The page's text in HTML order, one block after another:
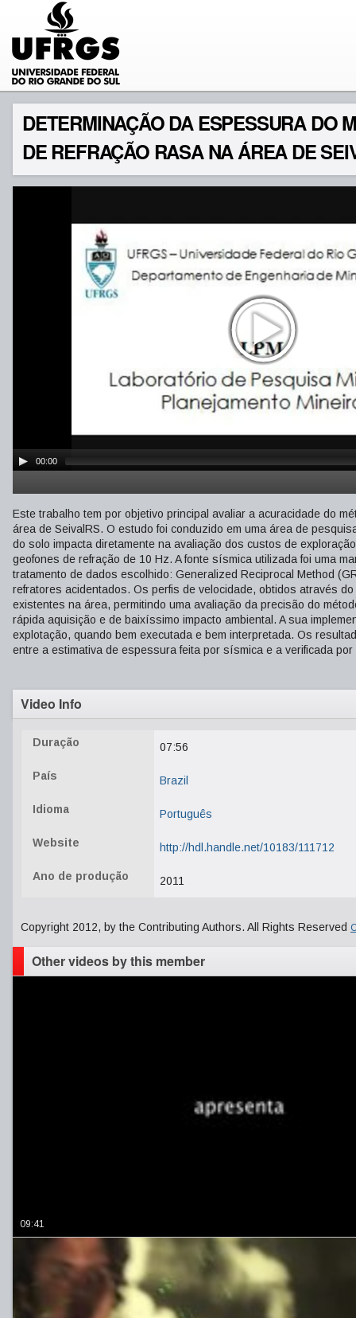
DETERMINAÇÃO DA ESPESSURA DO
DE REFRAÇÃO RASA NA ÁREA DE
00:00
Este trabalho tem por objetivo principal avaliar a acuracidade do
área de SeivalRS. O estudo foi conduzido em uma área de
do solo impacta diretamente na avaliação dos custos de
geofones de refração de 10 Hz. A fonte sísmica utilizada foi uma
tratamento de dados escolhido: Generalized Reciprocal Method
refratores acidentados. Os perfis de velocidade, obtidos através
existentes na área, permitindo uma avaliação da precisão do
rápida aquisição e de baixíssimo impacto ambiental. A sua
explotação, quando bem executada e bem interpretada. Os
entre a estimativa de espessura feita por sísmica e a verificada
Video Info
Duração 07:56
País Brazil
Idioma Português
Website http://hdl.handle.net/10183/111712
Ano de produção 2011
Copyright 2012, by the Contributing Authors. All Rights Reserved
Other videos by this member
09:41